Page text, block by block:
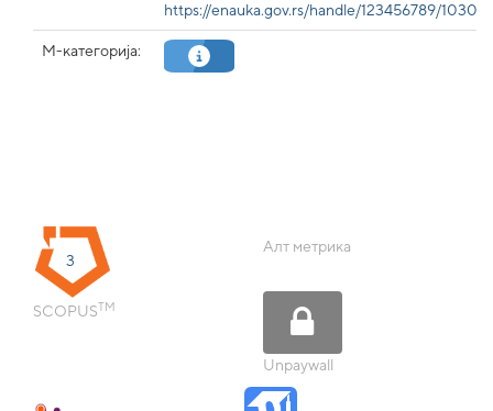
https://enauka.gov.rs/handle/123456789/
М-категорија:
3
SCOPUSTM
Алт метрика
Unpaywall